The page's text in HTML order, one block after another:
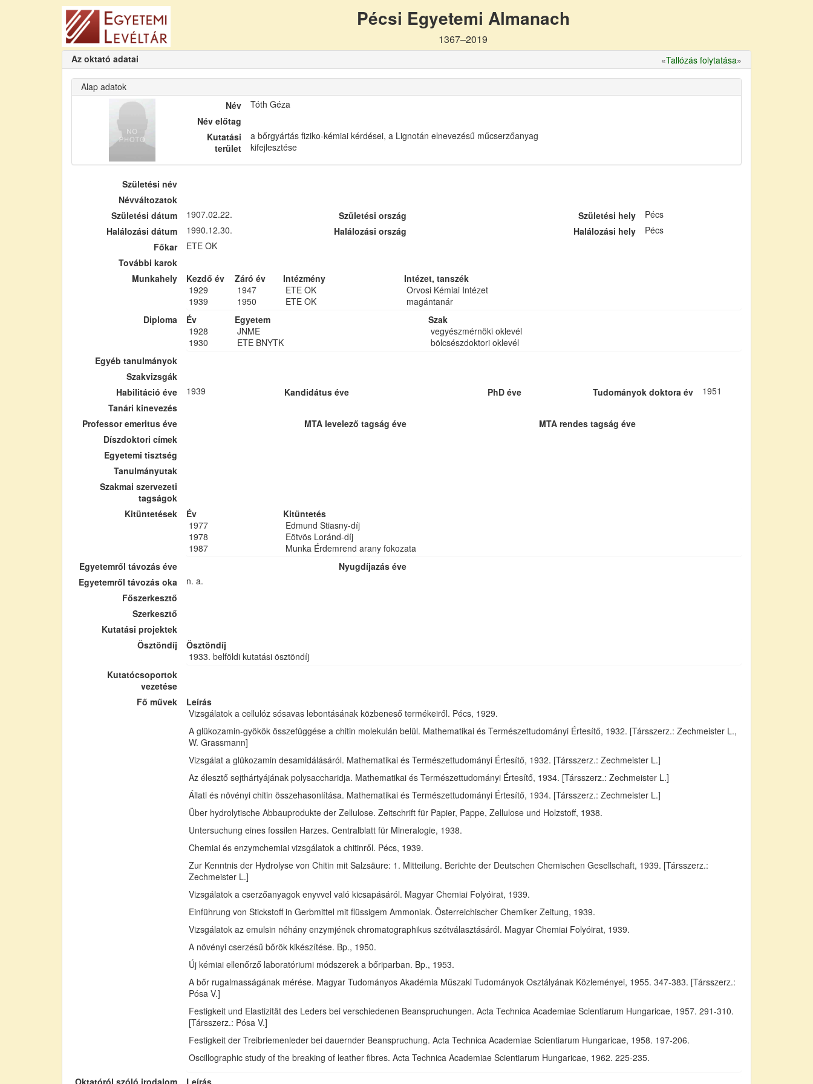
Pécsi Egyetemi Almanach
1367–2019
Az oktató adatai «Tallózás folytatása»
Alap adatok
Név
Tóth Géza
Név előtag
Kutatási
terület
a bőrgyártás fiziko-kémiai kérdései, a Lignotán elnevezésű műcserzőanyag
kifejlesztése
Születési név
Névváltozatok
Születési dátum
1907.02.22. Születési ország Születési hely
Pécs
Halálozási dátum
1990.12.30. Halálozási ország Halálozási hely
Pécs
Főkar
ETE OK
További karok
Munkahely
Kezdő év Záró év Intézmény
Intézet, tanszék
1929
1947 ETE OK
Orvosi Kémiai Intézet
1939
1950 ETE OK
magántanár
Diploma
Év Egyetem
Szak
1928
JNME
vegyészmérnöki oklevél
1930
ETE BNYTK
bölcsészdoktori oklevél
Egyéb tanulmányok
Szakvizsgák
Habilitáció éve
1939 Kandidátus éve PhD éve Tudományok doktora év
1951
Tanári kinevezés
Professor emeritus éve
MTA levelező tagság éve
MTA rendes tagság éve
Díszdoktori címek
Egyetemi tisztség
Tanulmányutak
Szakmai szervezeti
tagságok
Kitüntetések
Év
Kitüntetés
1977
Edmund Stiasny-díj
1978
Eötvös Loránd-díj
1987
Munka Érdemrend arany fokozata
Egyetemről távozás éve
Nyugdíjazás éve
Egyetemről távozás oka
n. a.
Főszerkesztő
Szerkesztő
Kutatási projektek
Ösztöndíj
Ösztöndíj
1933. belföldi kutatási ösztöndíj
Kutatócsoportok
vezetése
Fő művek
Leírás
Vizsgálatok a cellulóz sósavas lebontásának közbeneső termékeiről. Pécs, 1929.
A glükozamin-gyökök összefüggése a chitin molekulán belül. Mathematikai és Természettudományi Értesítő, 1932. [Társszerz.: Zechmeister L.,
W. Grassmann]
Vizsgálat a glükozamin desamidálásáról. Mathematikai és Természettudományi Értesítő, 1932. [Társszerz.: Zechmeister L.]
Az élesztő sejthártyájának polysaccharidja. Mathematikai és Természettudományi Értesítő, 1934. [Társszerz.: Zechmeister L.]
Állati és növényi chitin összehasonlítása. Mathematikai és Természettudományi Értesítő, 1934. [Társszerz.: Zechmeister L.]
Über hydrolytische Abbauprodukte der Zellulose. Zeitschrift für Papier, Pappe, Zellulose und Holzstoff, 1938.
Untersuchung eines fossilen Harzes. Centralblatt für Mineralogie, 1938.
Chemiai és enzymchemiai vizsgálatok a chitinről. Pécs, 1939.
Zur Kenntnis der Hydrolyse von Chitin mit Salzsäure: 1. Mitteilung. Berichte der Deutschen Chemischen Gesellschaft, 1939. [Társszerz.:
Zechmeister L.]
Vizsgálatok a cserzőanyagok enyvvel való kicsapásáról. Magyar Chemiai Folyóirat, 1939.
Einführung von Stickstoff in Gerbmittel mit flüssigem Ammoniak. Österreichischer Chemiker Zeitung, 1939.
Vizsgálatok az emulsin néhány enzymjének chromatographikus szétválasztásáról. Magyar Chemiai Folyóirat, 1939.
A növényi cserzésű bőrök kikészítése. Bp., 1950.
Új kémiai ellenőrző laboratóriumi módszerek a bőriparban. Bp., 1953.
A bőr rugalmasságának mérése. Magyar Tudományos Akadémia Műszaki Tudományok Osztályának Közleményei, 1955. 347-383. [Társszerz.:
Pósa V.]
Festigkeit und Elastizität des Leders bei verschiedenen Beanspruchungen. Acta Technica Academiae Scientiarum Hungaricae, 1957. 291-310.
[Társszerz.: Pósa V.]
Festigkeit der Treibriemenleder bei dauernder Beanspruchung. Acta Technica Academiae Scientiarum Hungaricae, 1958. 197-206.
Oscillographic study of the breaking of leather fibres. Acta Technica Academiae Scientiarum Hungaricae, 1962. 225-235.